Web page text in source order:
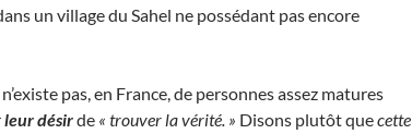
un village du Sahel ne possédant pas encore
pas, en France, de personnes assez matures
leur désirde « trouver la vérité. » Disons plutôt quecette